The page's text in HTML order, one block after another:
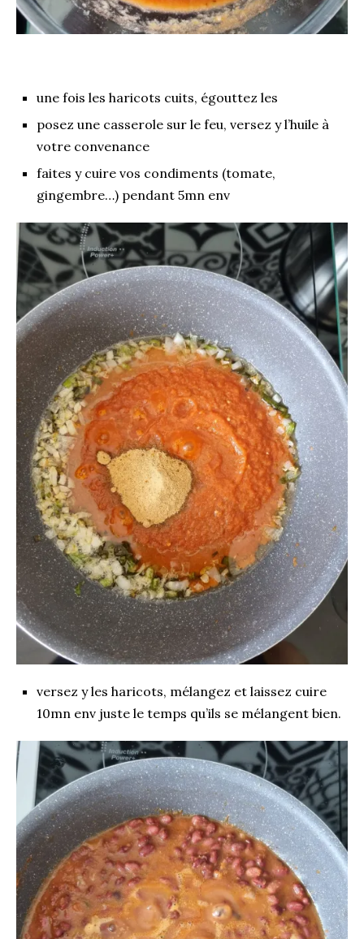
une fois les haricots cuits, égouttez les
posez une casserole sur le feu, versez y l’huile à
votre convenance
faites y cuire vos condiments (tomate,
gingembre…) pendant 5mn env
versez y les haricots, mélangez et laissez cuire
10mn env juste le temps qu’ils se mélangent bien.